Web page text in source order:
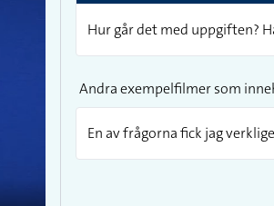
Hur går det med uppgiften?
Andra exempelfilmer som
En av frågorna fick jag